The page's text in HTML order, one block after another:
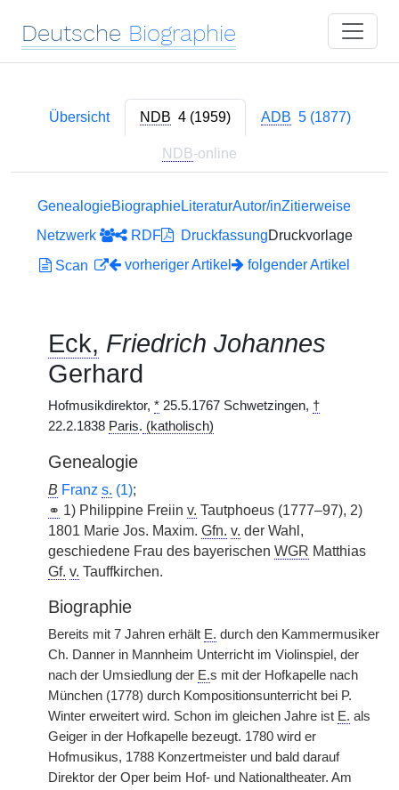
Deutsche Biographie
Übersicht NDB 4 (1959) ADB 5 (1877)
NDB-online
GenealogieBiographieLiteraturAutor/inZitierweise
Netzwerk
RDF DruckfassungDruckvorlage
Scan
vorheriger Artikel folgender Artikel
Eck, Friedrich Johannes
Gerhard
Hofmusikdirektor, * 25.5.1767 Schwetzingen, †
22.2.1838 Paris. (katholisch)
Genealogie
B Franz s. (1);
⚭ 1) Philippine Freiin v. Tautphoeus (1777–97), 2)
1801 Marie Jos. Maxim. Gfn. v. der Wahl,
geschiedene Frau des bayerischen WGR Matthias
Gf. v. Tauffkirchen.
Biographie
Bereits mit 7 Jahren erhält E. durch den Kammermusiker
Ch. Danner in Mannheim Unterricht im Violinspiel, der
nach der Umsiedlung der E.s mit der Hofkapelle nach
München (1778) durch Kompositionsunterricht bei P.
Winter erweitert wird. Schon im gleichen Jahre ist E. als
Geiger in der Hofkapelle bezeugt. 1780 wird er
Hofmusikus, 1788 Konzertmeister und bald darauf
Direktor der Oper beim Hof- und Nationaltheater. Am